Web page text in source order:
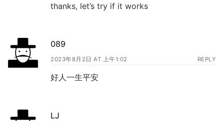
thanks, let’s try if it works
089
2023年8月2日 AT 上午1:02 REPLY
好人一生平安
LJ